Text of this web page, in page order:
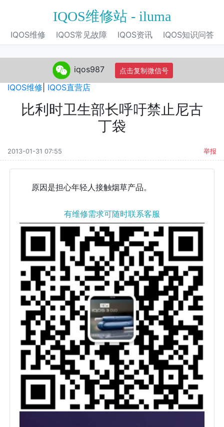
IQOS维修站 - iluma
IQOS维修 IQOS常见故障 IQOS资讯 IQOS知识问答
|IQOS电子烟| IQOS专营店|IQOS自营店
IQOS维修 IQOS直营店
比利时卫生部长呼吁禁止尼古
丁袋
2013-01-31 07:55 举报
原因是担心年轻人接触烟草产品。
有维修需求可随时联系客服
iqos987 点击复制微信号